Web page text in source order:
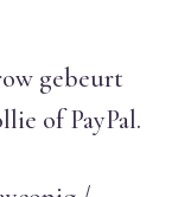
gebeurt
of PayPal.